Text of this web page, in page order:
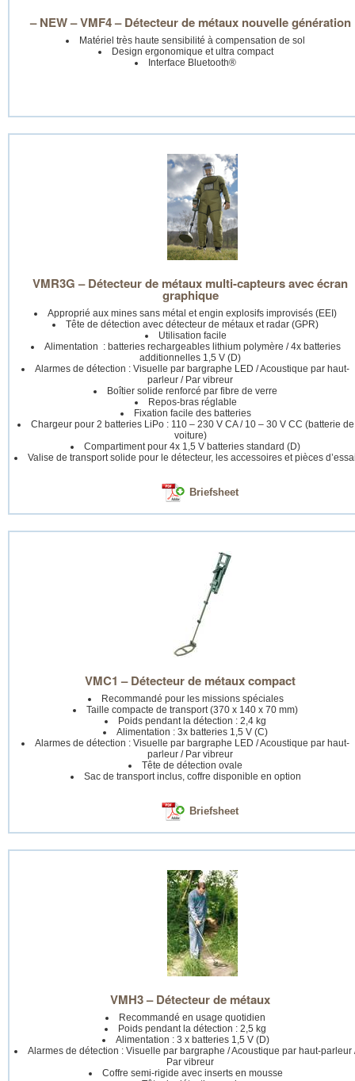
– NEW – VMF4 – Détecteur de métaux nouvelle génération
Matériel très haute sensibilité à compensation de sol
Design ergonomique et ultra compact
Interface Bluetooth®
VMR3G – Détecteur de métaux multi-capteurs avec écran
graphique
Approprié aux mines sans métal et engin explosifs improvisés (EEI)
Tête de détection avec détecteur de métaux et radar (GPR)
Utilisation facile
Alimentation : batteries rechargeables lithium polymère / 4x batteries
additionnelles 1,5 V (D)
Alarmes de détection : Visuelle par bargraphe LED / Acoustique par haut-
parleur / Par vibreur
Boîtier solide renforcé par fibre de verre
Repos-bras réglable
Fixation facile des batteries
Chargeur pour 2 batteries LiPo : 110 – 230 V CA / 10 – 30 V CC (batterie de
voiture)
Compartiment pour 4x 1,5 V batteries standard (D)
Valise de transport solide pour le détecteur, les accessoires et pièces
Briefsheet
VMC1 – Détecteur de métaux compact
Recommandé pour les missions spéciales
Taille compacte de transport (370 x 140 x 70 mm)
Poids pendant la détection : 2,4 kg
Alimentation : 3x batteries 1,5 V (C)
Alarmes de détection : Visuelle par bargraphe LED / Acoustique par haut-
parleur / Par vibreur
Tête de détection ovale
Sac de transport inclus, coffre disponible en option
Briefsheet
VMH3 – Détecteur de métaux
Recommandé en usage quotidien
Poids pendant la détection : 2,5 kg
Alimentation : 3 x batteries 1,5 V (D)
Alarmes de détection : Visuelle par bargraphe / Acoustique par haut-parleur
Par vibreur
Coffre semi-rigide avec inserts en mousse